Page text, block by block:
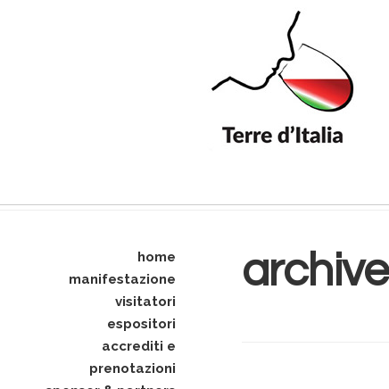
home
manifestazione
visitatori
espositori
accrediti e
prenotazioni